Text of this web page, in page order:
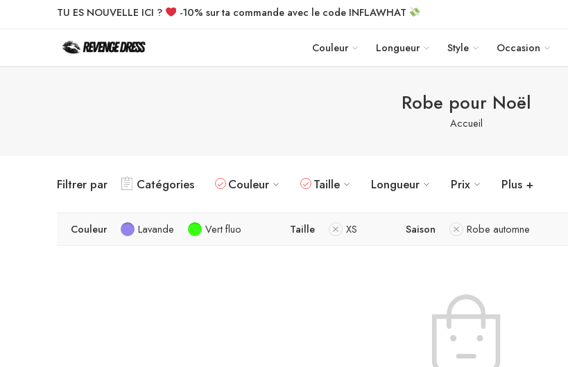
TU ES NOUVELLE ICI ? -10% sur ta commande avec le code INFLAWHAT
Couleur Longueur Style Occasion
Robe pour Noël
Accueil
Filtrer par Catégories Couleur Taille Longueur Prix Plus +
Couleur Lavande Vert fluo Taille XS Saison Robe automne